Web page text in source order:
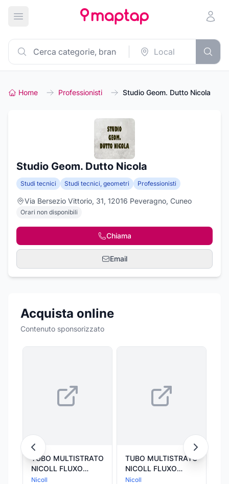
Apri menu principale
Home Professionisti Studio Geom. Dutto Nicola
Studio Geom. Dutto Nicola
Studi tecnici Studi tecnici, geometri Professionisti
Via Bersezio Vittorio, 31, 12016 Peveragno, Cuneo
Orari non disponibili
Chiama
Email
Acquista online
Contenuto sponsorizzato
TUBO MULTISTRATO
NICOLL FLUXO
NUDO- 16 X 2-
Nicoll
TUBO MULTISTRATO
NICOLL FLUXO
NUDO- 26 X 3-
Nicoll